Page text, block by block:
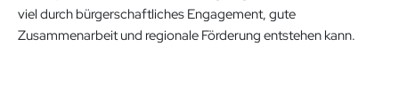
viel durch bürgerschaftliches Engagement, gute
Zusammenarbeit und regionale Förderung entstehen kann.